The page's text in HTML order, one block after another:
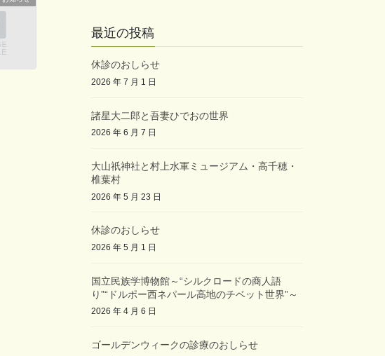
最近の投稿
休診のおしらせ
2026 年 7 月 1 日
諸星大二郎と吾妻ひでおの世界
2026 年 6 月 7 日
大山祇神社と村上水軍ミュージアム・高千穂・
椎葉村
2026 年 5 月 23 日
休診のおしらせ
2026 年 5 月 1 日
国立民族学博物館～“シルクロードの商人語
り”“ドルポー西ネパール高地のチベット世界”～
2026 年 4 月 6 日
ゴールデンウィークの診療のおしらせ